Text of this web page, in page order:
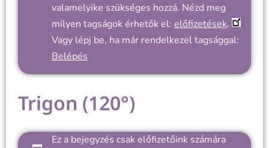
valamelyike szükséges hozzá. Nézd meg
milyen tagságok érhetők el: előfizetések.
Vagy lépj be, ha már rendelkezel tagsággal:
Belépés
Trigon (120°)
Ez a bejegyzés csak előfizetőink számára